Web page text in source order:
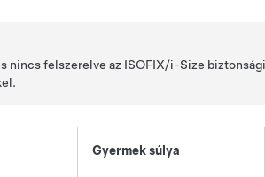
nincs felszerelve az ISOFIX/i-Size
Gyermek súlya